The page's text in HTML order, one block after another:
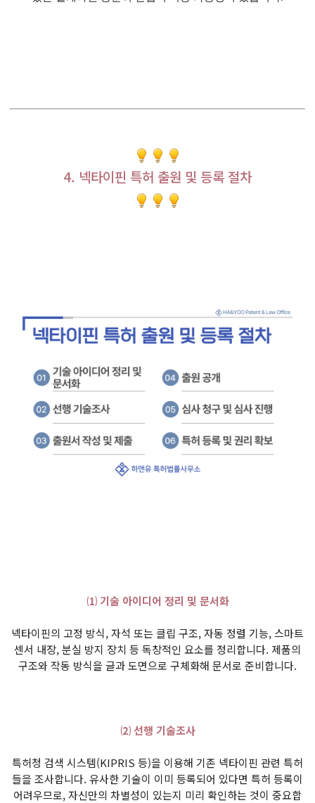
4. 넥타이핀 특허 출원 및 등록 절차
⑴ 기술 아이디어 정리 및 문서화
넥타이핀의 고정 방식, 자석 또는 클립 구조, 자동 정렬 기능, 스마트
센서 내장, 분실 방지 장치 등 독창적인 요소를 정리합니다. 제품의
구조와 작동 방식을 글과 도면으로 구체화해 문서로 준비합니다.
⑵ 선행 기술조사
특허청 검색 시스템(KIPRIS 등)을 이용해 기존 넥타이핀 관련 특허
들을 조사합니다. 유사한 기술이 이미 등록되어 있다면 특허 등록이
어려우므로, 자신만의 차별성이 있는지 미리 확인하는 것이 중요합